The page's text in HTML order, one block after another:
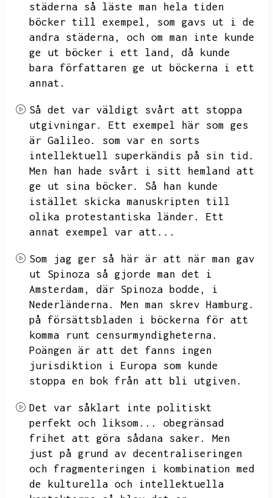
städerna så läste man hela tiden
böcker till exempel,
som gavs ut i de
andra städerna,
och om man inte kunde
ge ut böcker i ett land,
då kunde
bara författaren ge ut böckerna i ett
annat.
Så det var väldigt svårt att stoppa
utgivningar.
Ett exempel här som ges
är Galileo.
som var en sorts
intellektuell superkändis på sin tid.
Men han hade svårt i sitt hemland att
ge ut sina böcker.
Så han kunde
istället skicka manuskripten till
olika protestantiska länder.
Ett
annat exempel var att...
Som jag ger så här är att när man gav
ut Spinoza så gjorde man det i
Amsterdam,
där Spinoza bodde,
i
Nederländerna.
Men man skrev Hamburg.
på försättsbladen i böckerna för att
komma runt censurmyndigheterna.
Poängen är att det fanns ingen
jurisdiktion i Europa som kunde
stoppa en bok från att bli utgiven.
Det var såklart inte politiskt
perfekt och liksom...
obegränsad
frihet att göra sådana saker.
Men
just på grund av decentraliseringen
och fragmenteringen i kombination med
de kulturella och intellektuella